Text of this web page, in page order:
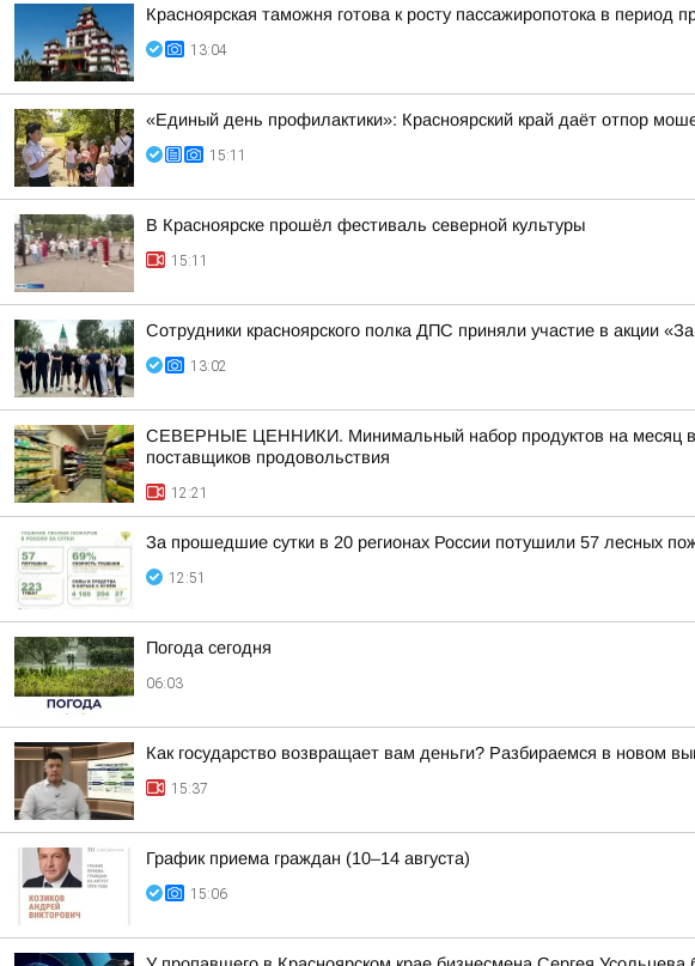
Красноярская таможня готова к росту пассажиропотока в период
13:04
«Единый день профилактики»: Красноярский край даёт отпор
15:11
В Красноярске прошёл фестиваль северной культуры
15:11
Сотрудники красноярского полка ДПС приняли участие в акции
13:02
СЕВЕРНЫЕ ЦЕННИКИ. Минимальный набор продуктов на месяц в
поставщиков продовольствия
12:21
За прошедшие сутки в 20 регионах России потушили 57 лесных
12:51
Погода сегодня
06:03
Как государство возвращает вам деньги? Разбираемся в новом
15:37
График приема граждан (10–14 августа)
15:06